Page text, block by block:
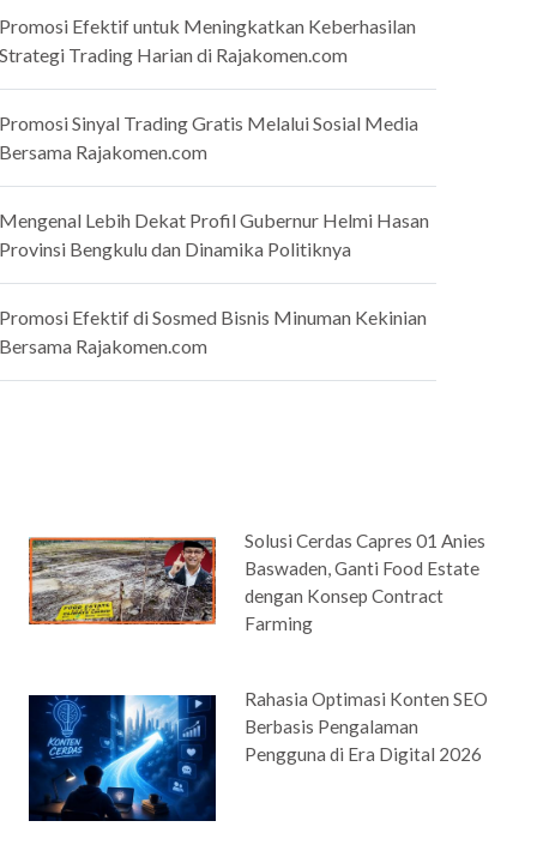
Efektif untuk Meningkatkan Keberhasilan
Trading Harian di Rajakomen.com
Sinyal Trading Gratis Melalui Sosial Media
Rajakomen.com
Lebih Dekat Profil Gubernur Helmi Hasan
Bengkulu dan Dinamika Politiknya
Efektif di Sosmed Bisnis Minuman Kekinian
Rajakomen.com
Solusi Cerdas Capres 01 Anies
Baswaden, Ganti Food Estate
dengan Konsep Contract
Farming
Rahasia Optimasi Konten SEO
Berbasis Pengalaman
Pengguna di Era Digital 2026